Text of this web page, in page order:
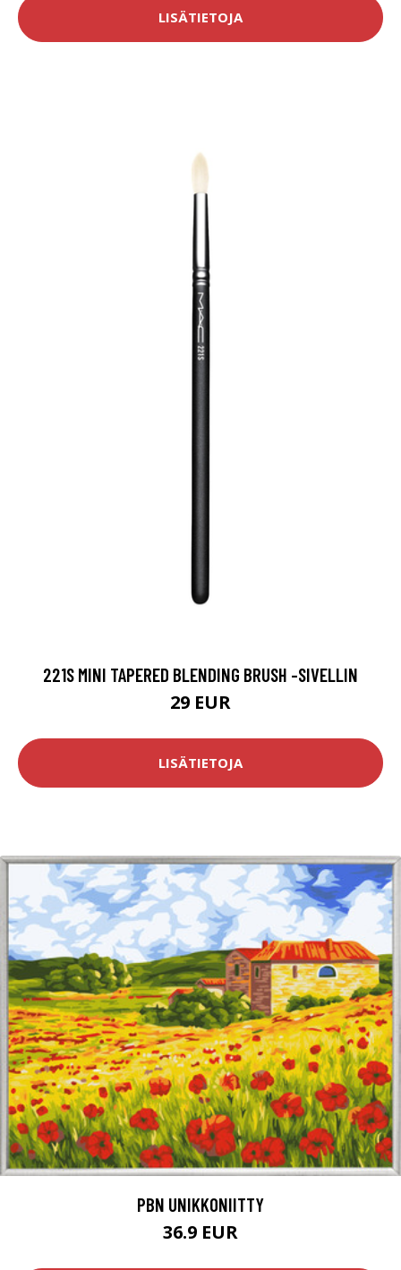
LISÄTIETOJA
221S MINI TAPERED BLENDING BRUSH -SIVELLIN
29 EUR
LISÄTIETOJA
PBN UNIKKONIITTY
36.9 EUR